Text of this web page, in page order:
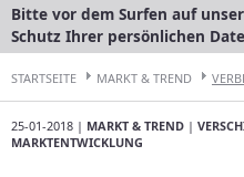
Bitte vor dem Surfen auf
Schutz Ihrer persönlichen
STARTSEITE MARKT & TREND
25-01-2018 | MARKT & TREND |
MARKTENTWICKLUNG